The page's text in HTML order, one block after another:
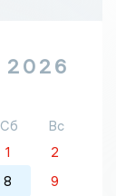
2026
Сб
Вс
1
2
8
9